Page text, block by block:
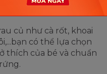
các bước sau:
củ như cà rốt, khoai
có thể lựa chọn
thích của bé và chuẩn